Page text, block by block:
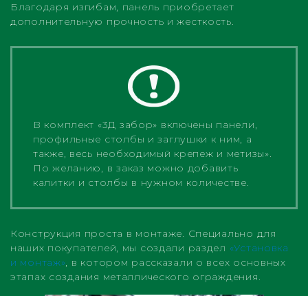
Благодаря изгибам, панель приобретает
дополнительную прочность и жесткость.
В комплект «3Д забор» включены панели,
профильные столбы и заглушки к ним, а
также, весь необходимый крепеж и метизы».
По желанию, в заказ можно добавить
калитки и столбы в нужном количестве.
Конструкция проста в монтаже. Специально для
наших покупателей, мы создали раздел «Установка
и монтаж», в котором рассказали о всех основных
этапах создания металлического ограждения.